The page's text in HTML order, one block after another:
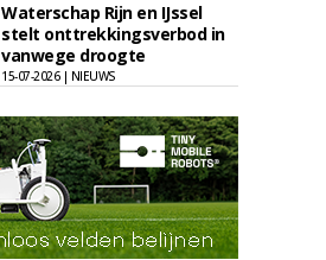
Waterschap Rijn en IJssel
stelt onttrekkingsverbod in
vanwege droogte
15-07-2026 | NIEUWS